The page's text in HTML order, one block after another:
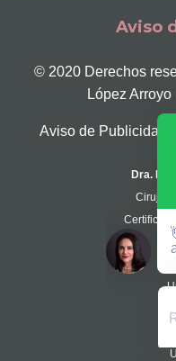
Aviso
© 2020 Derechos
López
Aviso de Publicidad
Dra.